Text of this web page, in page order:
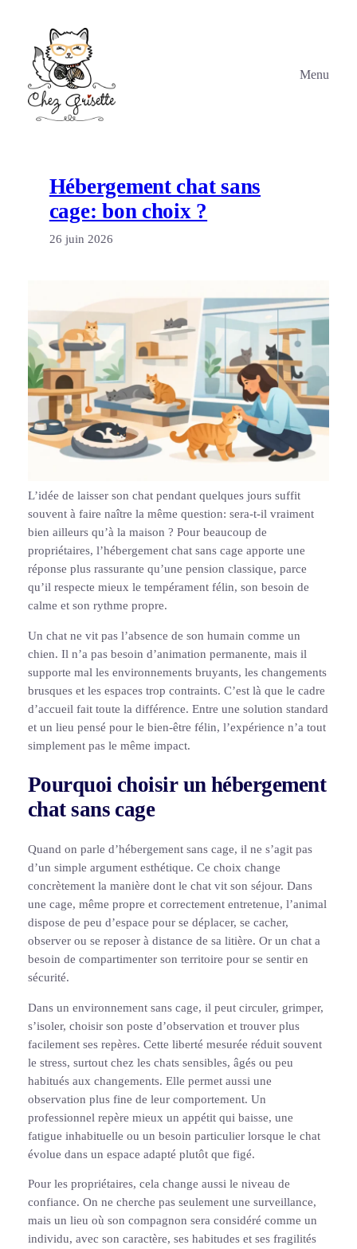
contenu
Menu
Hébergement chat sans
cage: bon choix ?
26 juin 2026
L’idée de laisser son chat pendant quelques jours suffit
souvent à faire naître la même question: sera-t-il vraiment
bien ailleurs qu’à la maison ? Pour beaucoup de
propriétaires, l’hébergement chat sans cage apporte une
réponse plus rassurante qu’une pension classique, parce
qu’il respecte mieux le tempérament félin, son besoin de
calme et son rythme propre.
Un chat ne vit pas l’absence de son humain comme un
chien. Il n’a pas besoin d’animation permanente, mais il
supporte mal les environnements bruyants, les changements
brusques et les espaces trop contraints. C’est là que le cadre
d’accueil fait toute la différence. Entre une solution standard
et un lieu pensé pour le bien-être félin, l’expérience n’a tout
simplement pas le même impact.
Pourquoi choisir un hébergement
chat sans cage
Quand on parle d’hébergement sans cage, il ne s’agit pas
d’un simple argument esthétique. Ce choix change
concrètement la manière dont le chat vit son séjour. Dans
une cage, même propre et correctement entretenue, l’animal
dispose de peu d’espace pour se déplacer, se cacher,
observer ou se reposer à distance de sa litière. Or un chat a
besoin de compartimenter son territoire pour se sentir en
sécurité.
Dans un environnement sans cage, il peut circuler, grimper,
s’isoler, choisir son poste d’observation et trouver plus
facilement ses repères. Cette liberté mesurée réduit souvent
le stress, surtout chez les chats sensibles, âgés ou peu
habitués aux changements. Elle permet aussi une
observation plus fine de leur comportement. Un
professionnel repère mieux un appétit qui baisse, une
fatigue inhabituelle ou un besoin particulier lorsque le chat
évolue dans un espace adapté plutôt que figé.
Pour les propriétaires, cela change aussi le niveau de
confiance. On ne cherche pas seulement une surveillance,
mais un lieu où son compagnon sera considéré comme un
individu, avec son caractère, ses habitudes et ses fragilités